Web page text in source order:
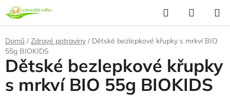
Přejít
na
obsah
Hledat
KOŠÍK
Domů / Zdravé potraviny / Dětské bezlepkové křupky s mrkví BIO
55g BIOKIDS
Dětské bezlepkové křupky
s mrkví BIO 55g BIOKIDS